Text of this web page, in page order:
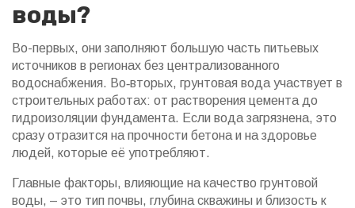
воды?
Во-первых, они заполняют большую часть питьевых
источников в регионах без централизованного
водоснабжения. Во‑вторых, грунтовая вода участвует в
строительных работах: от растворения цемента до
гидроизоляции фундамента. Если вода загрязнена, это
сразу отразится на прочности бетона и на здоровье
людей, которые её употребляют.
Главные факторы, влияющие на качество грунтовой
воды, – это тип почвы, глубина скважины и близость к